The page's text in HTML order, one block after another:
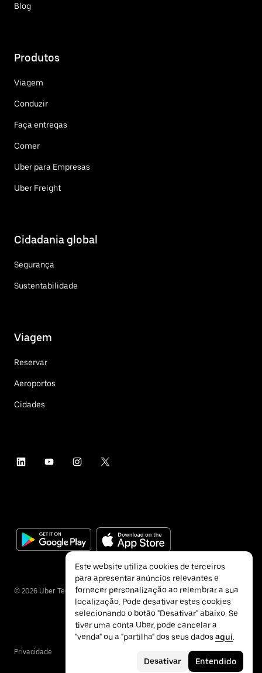
Blog
Produtos
Viagem
Conduzir
Faça entregas
Comer
Uber para Empresas
Uber Freight
Cidadania global
Segurança
Sustentabilidade
Viagem
Reservar
Aeroportos
Cidades
© 2026 Uber Technologies Inc.
Privacidade
Este website utiliza cookies de terceiros
para apresentar anúncios relevantes e
fornecer personalização ao relembrar a sua
localização. Pode desativar estes cookies
selecionando o botão "Desativar" abaixo. Se
tiver uma conta Uber, pode cancelar a
"venda" ou a "partilha" dos seus dados aqui.
Desativar Entendido